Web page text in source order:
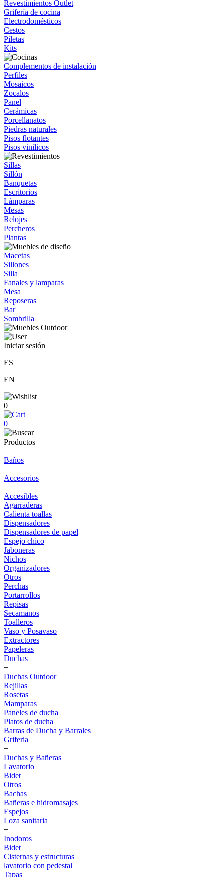
Revestimientos Outlet
Grifería de cocina
Electrodomésticos
Cestos
Piletas
Kits
Complementos de instalación
Perfiles
Mosaicos
Zocalos
Panel
Cerámicas
Porcellanatos
Piedras naturales
Pisos flotantes
Pisos vinilicos
Sillas
Sillón
Banquetas
Escritorios
Lámparas
Mesas
Relojes
Percheros
Plantas
Macetas
Sillones
Silla
Fanales y lamparas
Mesa
Reposeras
Bar
Sombrilla
Iniciar sesión
ES
EN
0
0
Productos
+
Baños
+
Accesorios
+
Accesibles
Agarraderas
Calienta toallas
Dispensadores
Dispensadores de papel
Espejo chico
Jaboneras
Nichos
Organizadores
Otros
Perchas
Portarrollos
Repisas
Secamanos
Toalleros
Vaso y Posavaso
Extractores
Papeleras
Duchas
+
Duchas Outdoor
Rejillas
Rosetas
Mamparas
Paneles de ducha
Platos de ducha
Barras de Ducha y Barrales
Griferia
+
Duchas y Bañeras
Lavatorio
Bidet
Otros
Bachas
Bañeras e hidromasajes
Espejos
Loza sanitaria
+
Inodoros
Bidet
Cisternas y estructuras
lavatorio con pedestal
Tapas